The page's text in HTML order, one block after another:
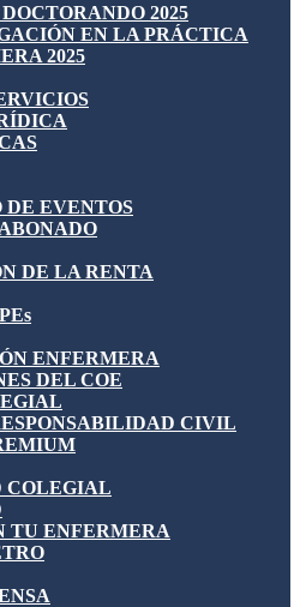
2025
EN LA PRÁCTICA
2025
EVENTOS
DE LA RENTA
ENFERMERA
DEL COE
CIVIL
COLEGIAL
TU ENFERMERA